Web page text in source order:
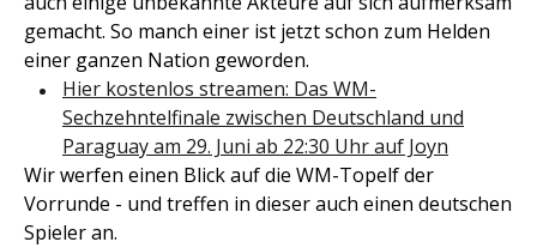
gemacht. So manch einer ist jetzt schon zum Helden
einer ganzen Nation geworden.
Hier kostenlos streamen: Das WM-
Sechzehntelfinale zwischen Deutschland und
Paraguay am 29. Juni ab 22:30 Uhr auf Joyn
Wir werfen einen Blick auf die WM-Topelf der
Vorrunde - und treffen in dieser auch einen deutschen
Spieler an.